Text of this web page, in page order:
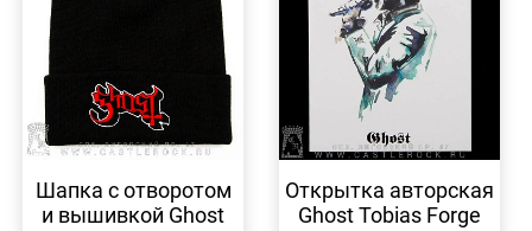
Шапка с отворотом
и вышивкой Ghost
Открытка авторская
Ghost Tobias Forge